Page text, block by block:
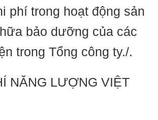
phí trong hoạt động sản
bảo dưỡng của các
trong Tổng công ty./.
NĂNG LƯỢNG VIỆT